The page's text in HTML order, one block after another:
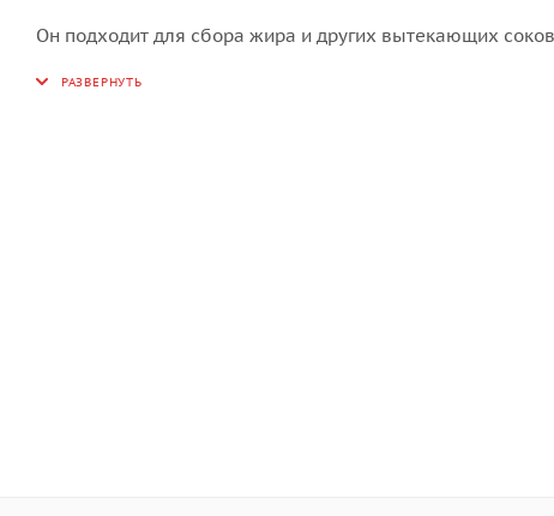
Он подходит для сбора жира и других вытекающих
Благодаря антипригарному покрытию, которое делает